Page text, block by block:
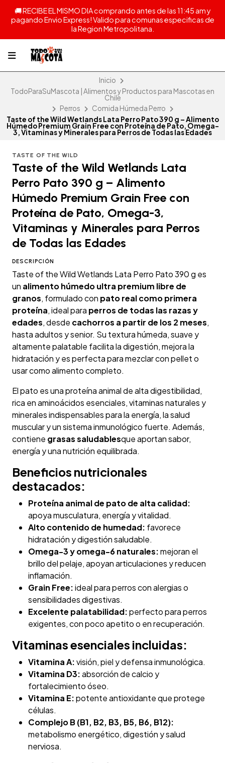
🚚 RECIBE EL MISMO DIA comprando antes de las 11:45 am y
pagando Envio Express! Valido para comunas especificas de
la Region Metropolitana.
Inicio
TodoParaSuMascota | Alimentos y Productos para Mascotas en
Chile
Perros
Comida Húmeda Perro
Taste of the Wild Wetlands Lata Perro Pato 390 g – Alimento
Húmedo Premium Grain Free con Proteína de Pato, Omega-
3, Vitaminas y Minerales para Perros de Todas las Edades
TASTE OF THE WILD
Taste of the Wild Wetlands Lata
Perro Pato 390 g – Alimento
Húmedo Premium Grain Free con
Proteína de Pato, Omega-3,
Vitaminas y Minerales para Perros
de Todas las Edades
DESCRIPCIÓN
Taste of the Wild Wetlands Lata Perro Pato 390 g es
un alimento húmedo ultra premium libre de
granos, formulado con pato real como primera
proteína, ideal para perros de todas las razas y
edades, desde cachorros a partir de los 2 meses,
hasta adultos y senior. Su textura húmeda, suave y
altamente palatable facilita la digestión, mejora la
hidratación y es perfecta para mezclar con pellet o
usar como alimento completo.
El pato es una proteína animal de alta digestibilidad,
rica en aminoácidos esenciales, vitaminas naturales y
minerales indispensables para la energía, la salud
muscular y un sistema inmunológico fuerte. Además,
contiene grasas saludablesque aportan sabor,
energía y una nutrición equilibrada.
Beneficios nutricionales
destacados:
Proteína animal de pato de alta calidad:
apoya musculatura, energía y vitalidad.
Alto contenido de humedad: favorece
hidratación y digestión saludable.
Omega-3 y omega-6 naturales:mejoran el
brillo del pelaje, apoyan articulaciones y reducen
inflamación.
Grain Free:ideal para perros con alergias o
sensibilidades digestivas.
Excelente palatabilidad:perfecto para perros
exigentes, con poco apetito o en recuperación.
Vitaminas esenciales incluidas:
Vitamina A:visión, piel y defensa inmunológica.
Vitamina D3:absorción de calcio y
fortalecimiento óseo.
Vitamina E:potente antioxidante que protege
células.
Complejo B (B1, B2, B3, B5, B6, B12):
metabolismo energético, digestión y salud
nerviosa.